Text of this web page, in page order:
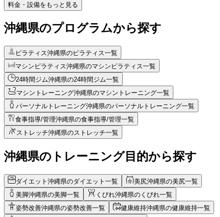
料金・設備をもっと見る
沖縄県のプログラムから探す
ピラティス沖縄県のピラティス一覧
マシンピラティス沖縄県のマシンピラティス一覧
24時間ジム沖縄県の24時間ジム一覧
マシントレーニング沖縄県のマシントレーニング一覧
パーソナルトレーニング沖縄県のパーソナルトレーニング一覧
食事指導/管理沖縄県の食事指導/管理一覧
ストレッチ沖縄県のストレッチ一覧
沖縄県のトレーニング目的から探す
ダイエット 沖縄県のダイエット一覧 美尻沖縄県の美尻一覧
美脚沖縄県の美脚一覧 くびれ沖縄県のくびれ一覧
姿勢改善沖縄県の姿勢改善一覧 健康維持沖縄県の健康維持一覧